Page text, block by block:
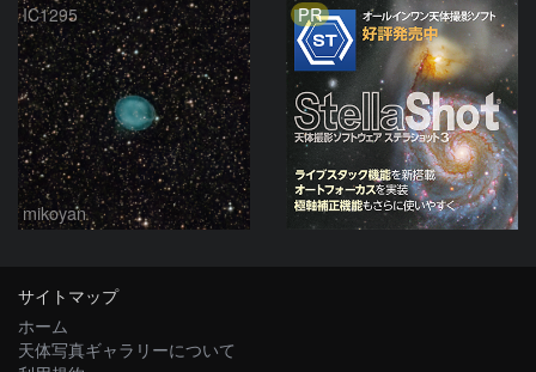
IC1295
mikoyan
PR
サイトマップ
ホーム
天体写真ギャラリーについて